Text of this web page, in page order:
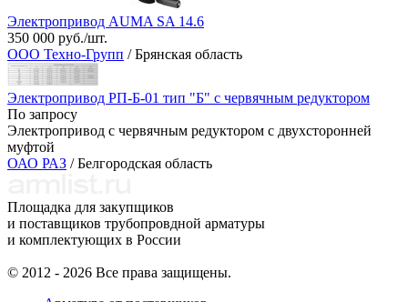
Электропривод AUMA SA 14.6
350 000 руб./шт.
ООО Техно-Групп / Брянская область
Электропривод РП-Б-01 тип "Б" с червячным редуктором
По запросу
Электропривод с червячным редуктором с двухсторонней
муфтой
ОАО РАЗ / Белгородская область
Площадка для закупщиков
и поставщиков трубопровдной арматуры
и комплектующих в России
© 2012 - 2026 Все права защищены.